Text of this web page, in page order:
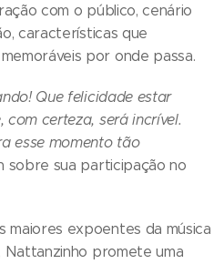
com o público, cenário
características que
por onde passa.
Que felicidade estar
com certeza, será incrível.
esse momento tão
sobre sua participação no
maiores expoentes da música
Nattanzinho promete uma